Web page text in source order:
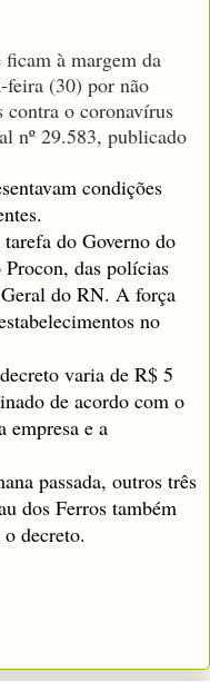
à margem da
feira (30) por não
contra o coronavírus
nº 29.583, publicado
condições
do Governo do
das polícias
do RN. A força
no
varia de R$ 5
de acordo com o
empresa e a
passada, outros três
dos Ferros também
decreto.